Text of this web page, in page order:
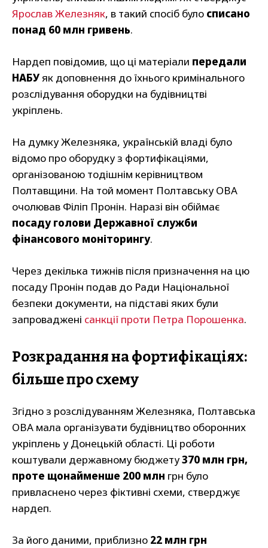
Ярослав Железняк, в такий спосіб було списано
понад 60 млн гривень.
Нардеп повідомив, що ці матеріали передали
НАБУяк доповнення до їхнього кримінального
розслідування оборудки на будівництві
укріплень.
На думку Железняка, українській владі було
відомо про оборудку з фортифікаціями,
організованою тодішнім керівництвом
Полтавщини. На той момент Полтавську ОВА
очолював Філіп Пронін. Наразі він обіймає
посаду голови Державної служби
фінансового моніторингу.
Через декілька тижнів після призначення на цю
посаду Пронін подав до Ради Національної
безпеки документи, на підставі яких були
запроваджені санкції проти Петра Порошенка.
Розкрадання на фортифікаціях:
більше про схему
Згідно з розслідуванням Железняка, Полтавська
ОВА мала організувати будівництво оборонних
укріплень у Донецькій області. Ці роботи
коштували державному бюджету370 млн грн,
проте щонайменше 200 млн грн було
привласнено через фіктивні схеми, стверджує
нардеп.
За його даними, приблизно 22 млн грн